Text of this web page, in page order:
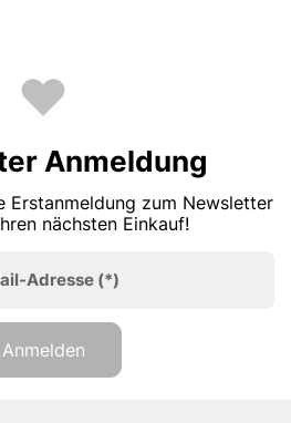
Anmeldung
Erstanmeldung zum Newsletter
nächsten Einkauf!
Adresse (*)
Anmelden